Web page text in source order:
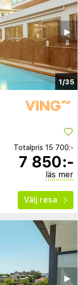
1/35
▶︎
Totalpris 15 700:-
7 850:-
läs mer
Välj resa
▶︎